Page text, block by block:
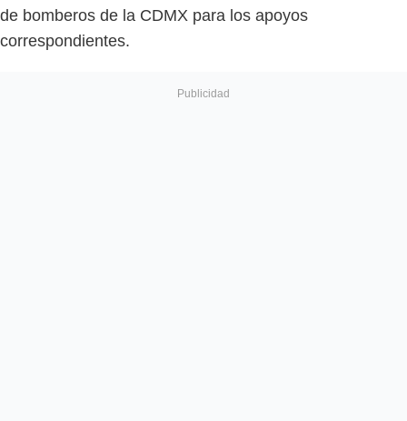
de bomberos de la CDMX para los apoyos
correspondientes.